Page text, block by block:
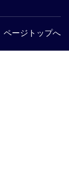
ページトップへ